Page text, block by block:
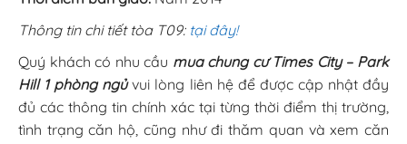
Thông tin chi tiết tòa T09: tại đây!
Quý khách có nhu cầu mua chung cư Times City – Park
Hill 1 phòng ngủvui lòng liên hệ để được cập nhật đầy
đủ các thông tin chính xác tại từng thời điểm thị trường,
tình trạng căn hộ, cũng như đi thăm quan và xem căn